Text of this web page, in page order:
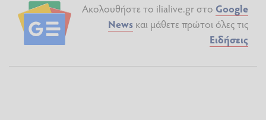
Ακολουθήστε το ilialive.gr στο Google
News και μάθετε πρώτοι όλες τις
Ειδήσεις